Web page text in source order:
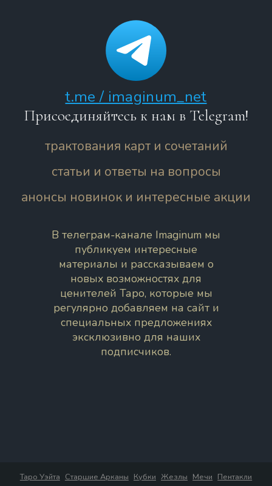
t.me / imaginum_net
Присоединяйтесь к нам в Telegram!
трактования карт и сочетаний
статьи и ответы на вопросы
анонсы новинок и интересные акции
В телеграм-канале Imaginum мы
публикуем интересные
материалы и рассказываем о
новых возможностях для
ценителей Таро, которые мы
регулярно добавляем на сайт и
специальных предложениях
эксклюзивно для наших
подписчиков.
Таро Уэйта Старшие Арканы Кубки Жезлы Мечи Пентакли